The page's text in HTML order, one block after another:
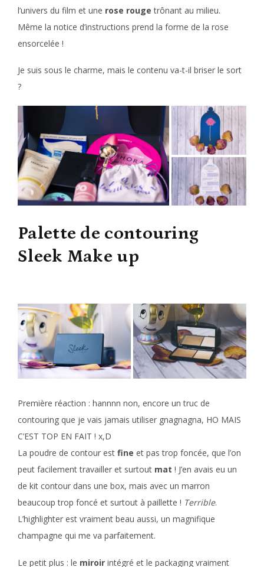
l’univers du film et une rose rouge trônant au milieu.
Même la notice d’instructions prend la forme de la rose
ensorcelée !
Je suis sous le charme, mais le contenu va-t-il briser le sort
?
Palette de contouring
Sleek Make up
Première réaction : hannnn non, encore un truc de
contouring que je vais jamais utiliser gnagnagna, HO MAIS
C’EST TOP EN FAIT ! x,D
La poudre de contour est fine et pas trop foncée, que l’on
peut facilement travailler et surtout mat ! J’en avais eu un
de kit contour dans une box, mais avec un marron
beaucoup trop foncé et surtout à paillette ! Terrible.
L’highlighter est vraiment beau aussi, un magnifique
champagne qui me va parfaitement.
Le petit plus : le miroir intégré et le packaging vraiment